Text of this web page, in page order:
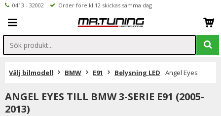
0413 - 32002 Order före kl 12 skickas samma dag
Välj bilmodell BMW E91 Belysning LED Angel Eyes
ANGEL EYES TILL BMW 3-SERIE E91 (2005-
2013)